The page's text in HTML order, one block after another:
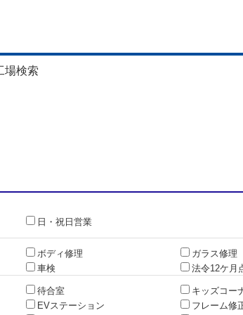
場検索
日・祝日営業
ボディ修理
ガラス修理
車検 法令12ケ月
待合室
キッズコー
EVステーション
フレーム修